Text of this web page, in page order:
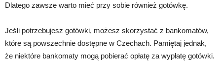
Dlatego zawsze warto mieć przy sobie również gotówkę.
Jeśli potrzebujesz gotówki, możesz skorzystać z bankomatów,
które są powszechnie dostępne w Czechach. Pamiętaj jednak,
że niektóre bankomaty mogą pobierać opłatę za wypłatę gotówki.